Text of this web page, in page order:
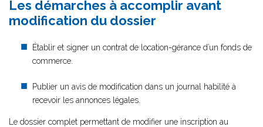
Les démarches à accomplir avant
modification du dossier
Établir et signer un contrat de location-gérance d’un fonds de
commerce.
Publier un avis de modification dans un journal habilité à
recevoir les annonces légales.
Le dossier complet permettant de modifier une inscription au